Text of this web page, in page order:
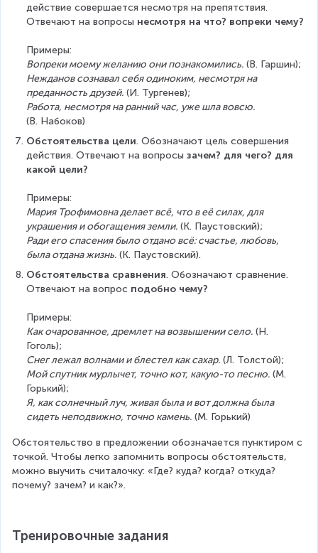
действие совершается несмотря на препятствия.
Отвечают на вопросы несмотря на что? вопреки чему?
Примеры:
Вопреки моему желанию они познакомились. (В. Гаршин);
Нежданов сознавал себя одиноким, несмотря на
преданность друзей. (И. Тургенев);
Работа, несмотря на ранний час, уже шла вовсю.
(В. Набоков)
Обстоятельства цели. Обозначают цель совершения
действия. Отвечают на вопросы зачем? для чего? для
какой цели?
Примеры:
Мария Трофимовна делает всё, что в её силах, для
украшения и обогащения земли. (К. Паустовский);
Ради его спасения было отдано всё: счастье, любовь,
была отдана жизнь. (К. Паустовский).
Обстоятельства сравнения. Обозначают сравнение.
Отвечают на вопрос подобно чему?
Примеры:
Как очарованное, дремлет на возвышении село. (Н.
Гоголь);
Снег лежал волнами и блестел как сахар. (Л. Толстой);
Мой спутник мурлычет, точно кот, какую-то песню. (М.
Горький);
Я, как солнечный луч, живая была и вот должна была
сидеть неподвижно, точно камень. (М. Горький)
Обстоятельство в предложении обозначается пунктиром с
точкой. Чтобы легко запомнить вопросы обстоятельств,
можно выучить считалочку: «Где? куда? когда? откуда?
почему? зачем? и как?».
Тренировочные задания